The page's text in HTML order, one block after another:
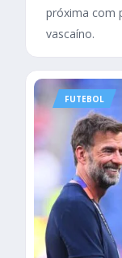
próxima com
vascaíno.
FUTEBOL